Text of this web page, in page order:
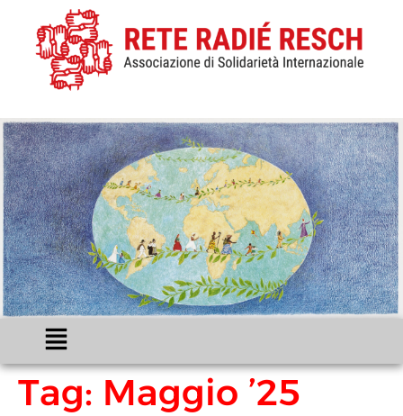
Tag: Maggio ’25